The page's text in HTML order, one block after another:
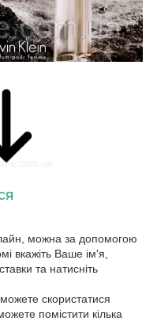
можна за допомогою
вкажіть Ваше ім'я,
та натисніть
скористатися
помістити кілька